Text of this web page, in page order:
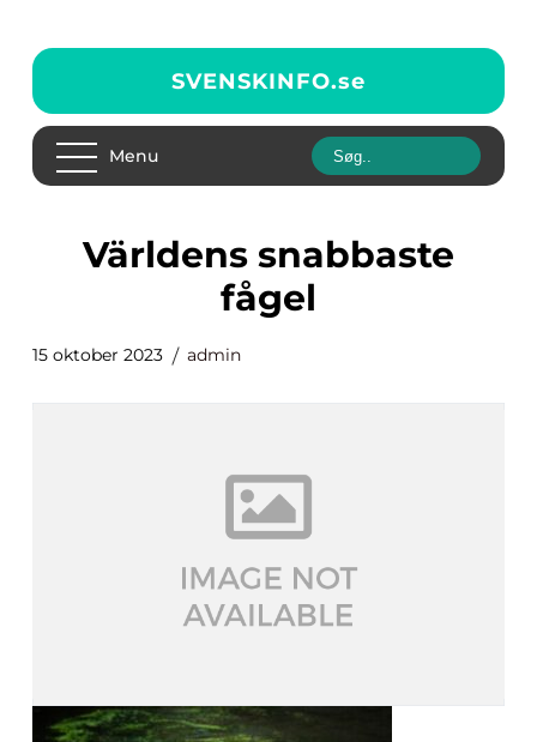
SVENSKINFO.se
Menu
världens snabbaste
fågel
15 oktober 2023 admin